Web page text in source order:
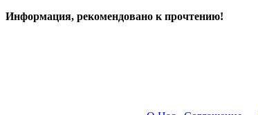
Информация, рекомендовано к прочтению!